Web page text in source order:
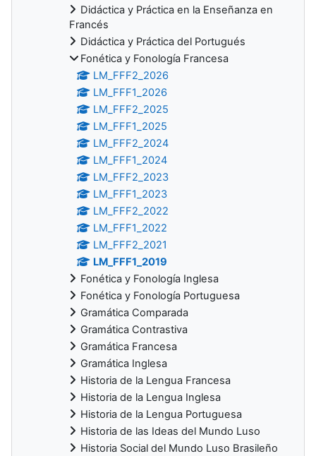
Didáctica y Práctica en la Enseñanza en
Francés
Didáctica y Práctica del Portugués
Fonética y Fonología Francesa
LM_FFF2_2026
LM_FFF1_2026
LM_FFF2_2025
LM_FFF1_2025
LM_FFF2_2024
LM_FFF1_2024
LM_FFF2_2023
LM_FFF1_2023
LM_FFF2_2022
LM_FFF1_2022
LM_FFF2_2021
LM_FFF1_2019
Fonética y Fonología Inglesa
Fonética y Fonología Portuguesa
Gramática Comparada
Gramática Contrastiva
Gramática Francesa
Gramática Inglesa
Historia de la Lengua Francesa
Historia de la Lengua Inglesa
Historia de la Lengua Portuguesa
Historia de las Ideas del Mundo Luso
Historia Social del Mundo Luso Brasileño